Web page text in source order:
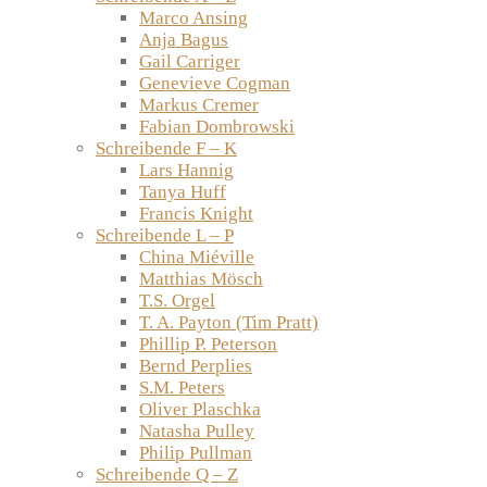
Marco Ansing
Anja Bagus
Gail Carriger
Genevieve Cogman
Markus Cremer
Fabian Dombrowski
Schreibende F – K
Lars Hannig
Tanya Huff
Francis Knight
Schreibende L – P
China Miéville
Matthias Mösch
T.S. Orgel
T. A. Payton (Tim Pratt)
Phillip P. Peterson
Bernd Perplies
S.M. Peters
Oliver Plaschka
Natasha Pulley
Philip Pullman
Schreibende Q – Z